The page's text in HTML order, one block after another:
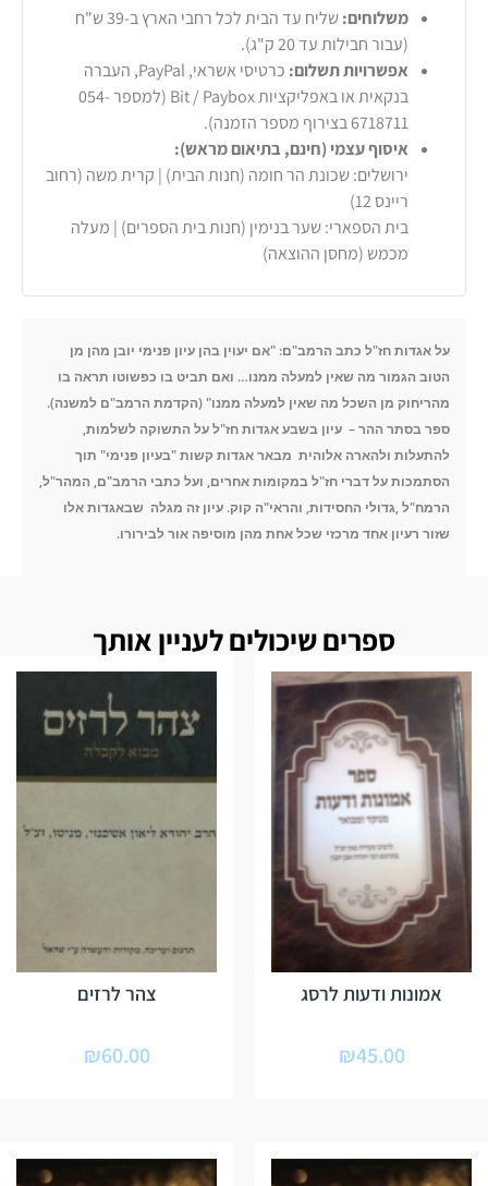
משלוחים:
שליח עד הבית לכל רחבי הארץ ב-39 ש"ח
(עבור חבילות עד 20 ק"ג).
אפשרויות תשלום:
כרטיסי אשראי, PayPal, העברה
בנקאית או באפליקציות Bit / Paybox (למספר 054-
6718711 בצירוף מספר הזמנה).
איסוף עצמי (חינם, בתיאום מראש):
ירושלים: שכונת הר חומה (חנות הבית) | קרית משה (רחוב
ריינס 12)
בית הספארי: שער בנימין (חנות בית הספרים) | מעלה
מכמש (מחסן ההוצאה)
על אגדות חז"ל כתב הרמב"ם: "אם יעוין בהן עיון פנימי יובן מהן מן
הטוב הגמור מה שאין למעלה ממנו… ואם תביט בו כפשוטו תראה בו
מהריחוק מן השכל מה שאין למעלה ממנו" (הקדמת הרמב"ם למשנה).
ספר בסתר ההר – עיון בשבע אגדות חז"ל על התשוקה לשלמות,
להתעלות ולהארה אלוהית מבאר אגדות קשות "בעיון פנימי" תוך
הסתמכות על דברי חז"ל במקומות אחרים, ועל כתבי הרמב"ם, המהר"ל,
הרמח"ל ,גדולי החסידות, והראי"ה קוק. עיון זה מגלה שבאגדות אלו
שזור רעיון אחד מרכזי שכל אחת מהן מוסיפה אור לבירורו.
ספרים שיכולים לעניין אותך
אמונות ודעות לרסג
₪45.00
צהר לרזים
₪60.00